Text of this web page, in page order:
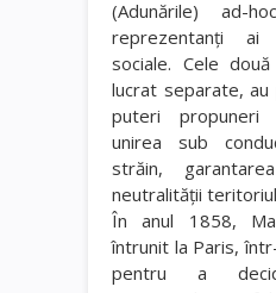
(Adunările) ad-
reprezentanţi
sociale. Cele
lucrat separate,
puteri propuneri
unirea sub
străin,
neutralităţii
În anul 1858,
întrunit la Paris,
pentru a